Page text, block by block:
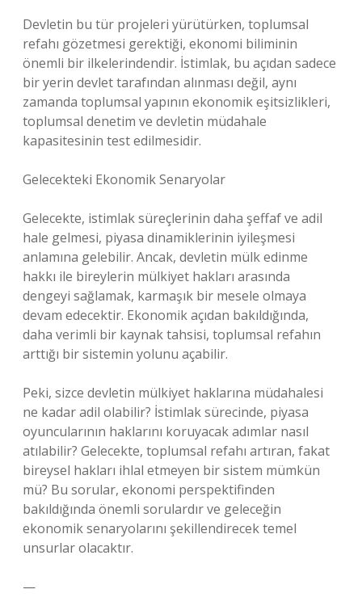
Devletin bu tür projeleri yürütürken, toplumsal
refahı gözetmesi gerektiği, ekonomi biliminin
önemli bir ilkelerindendir. İstimlak, bu açıdan sadece
bir yerin devlet tarafından alınması değil, aynı
zamanda toplumsal yapının ekonomik eşitsizlikleri,
toplumsal denetim ve devletin müdahale
kapasitesinin test edilmesidir.
Gelecekteki Ekonomik Senaryolar
Gelecekte, istimlak süreçlerinin daha şeffaf ve adil
hale gelmesi, piyasa dinamiklerinin iyileşmesi
anlamına gelebilir. Ancak, devletin mülk edinme
hakkı ile bireylerin mülkiyet hakları arasında
dengeyi sağlamak, karmaşık bir mesele olmaya
devam edecektir. Ekonomik açıdan bakıldığında,
daha verimli bir kaynak tahsisi, toplumsal refahın
arttığı bir sistemin yolunu açabilir.
Peki, sizce devletin mülkiyet haklarına müdahalesi
ne kadar adil olabilir? İstimlak sürecinde, piyasa
oyuncularının haklarını koruyacak adımlar nasıl
atılabilir? Gelecekte, toplumsal refahı artıran, fakat
bireysel hakları ihlal etmeyen bir sistem mümkün
mü? Bu sorular, ekonomi perspektifinden
bakıldığında önemli sorulardır ve geleceğin
ekonomik senaryolarını şekillendirecek temel
unsurlar olacaktır.
—